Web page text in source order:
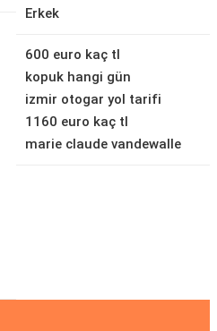
Erkek
600 euro kaç tl
kopuk hangi gün
izmir otogar yol tarifi
1160 euro kaç tl
marie claude vandewalle